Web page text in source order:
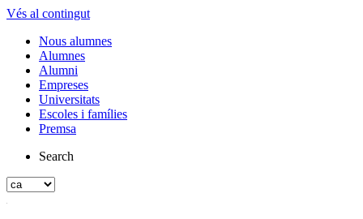
Vés al contingut
Nous alumnes
Alumnes
Alumni
Empreses
Universitats
Escoles i famílies
Premsa
Search